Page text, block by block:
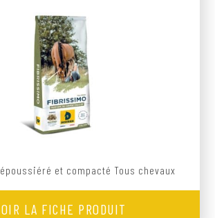
et compacté Tous chevaux
LA FICHE PRODUIT